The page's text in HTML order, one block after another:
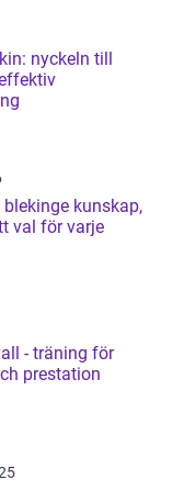
nyckeln till
kunskap,
val för varje
- träning för
prestation